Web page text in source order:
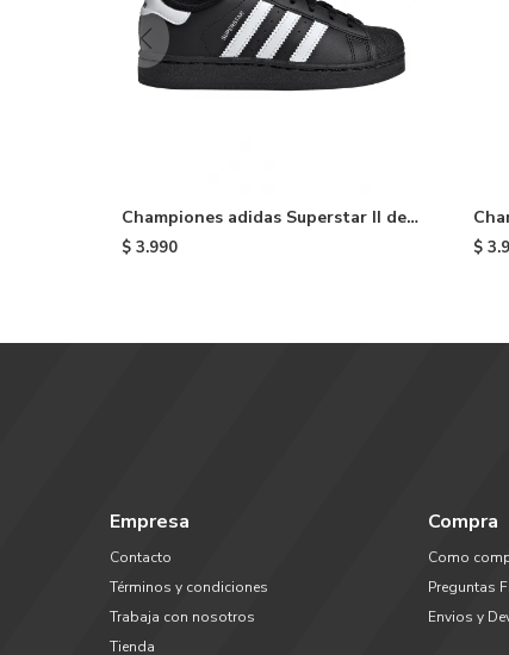
Championes adidas Superstar II de
niño - Black
$ 3.990 $
Empresa
Contacto
Términos y condiciones
Trabaja con nosotros
Tienda
Compra
Como
Preguntas
Envios y